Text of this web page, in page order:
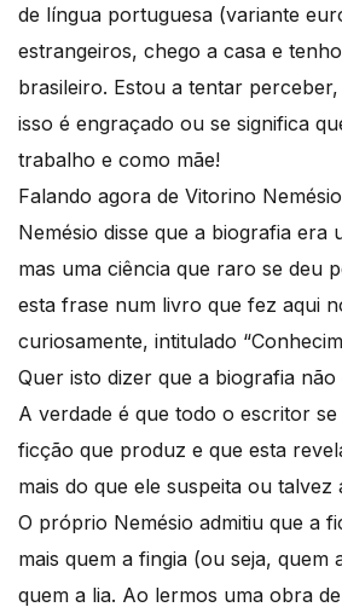
de língua portuguesa (variante
estrangeiros, chego a casa e
brasileiro. Estou a tentar
isso é engraçado ou se significa
trabalho e como mãe!
Falando agora de Vitorino
Nemésio disse que a biografia era
mas uma ciência que raro se deu
esta frase num livro que fez aqui
curiosamente, intitulado
Quer isto dizer que a biografia não
A verdade é que todo o escritor
ficção que produz e que esta
mais do que ele suspeita ou talvez
O próprio Nemésio admitiu que a
mais quem a fingia (ou seja, quem
quem a lia. Ao lermos uma obra